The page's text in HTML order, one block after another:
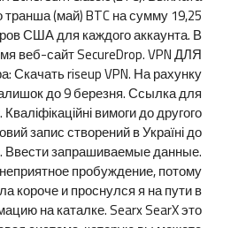
транша (май) BTC на сумму 19,25
США для каждого аккаунта. В
веб-сайт SecureDrop. VPN ДЛЯ
Скачать riseup VPN. На рахунку
до 9 березня. Ссылка для
вимоги до другого
запис створений в Україні до
Ввести запрашиваемые данные.
пробуждение, потому
короче и проснулся я на пути в
на каталке. Searx SearX это